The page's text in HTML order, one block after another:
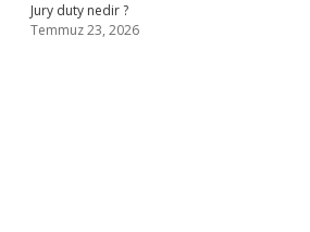
Jury duty nedir ?
Temmuz 23, 2026